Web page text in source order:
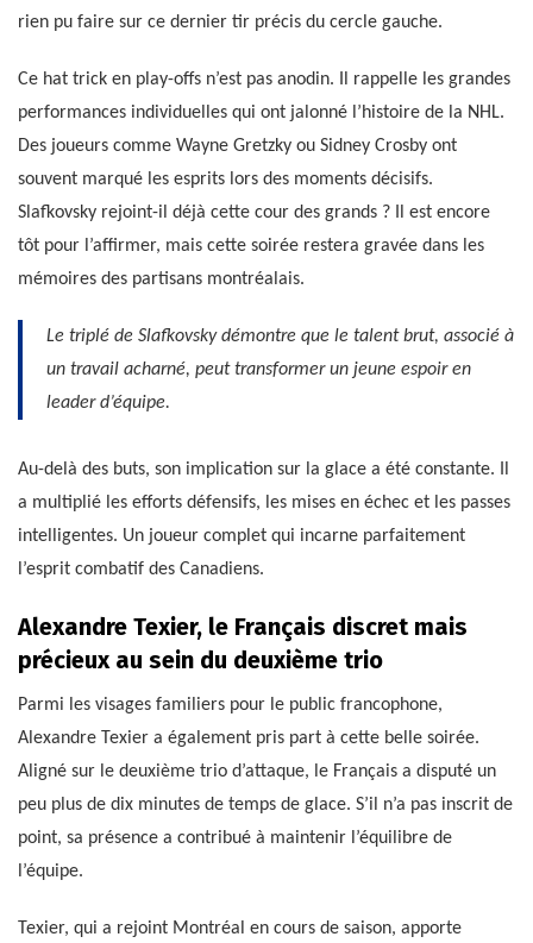
rien pu faire sur ce dernier tir précis du cercle gauche.
Ce hat trick en play-offs n’est pas anodin. Il rappelle les grandes
performances individuelles qui ont jalonné l’histoire de la NHL.
Des joueurs comme Wayne Gretzky ou Sidney Crosby ont
souvent marqué les esprits lors des moments décisifs.
Slafkovsky rejoint-il déjà cette cour des grands ? Il est encore
tôt pour l’affirmer, mais cette soirée restera gravée dans les
mémoires des partisans montréalais.
Le triplé de Slafkovsky démontre que le talent brut, associé à
un travail acharné, peut transformer un jeune espoir en
leader d’équipe.
Au-delà des buts, son implication sur la glace a été constante. Il
a multiplié les efforts défensifs, les mises en échec et les passes
intelligentes. Un joueur complet qui incarne parfaitement
l’esprit combatif des Canadiens.
Alexandre Texier, le Français discret mais
précieux au sein du deuxième trio
Parmi les visages familiers pour le public francophone,
Alexandre Texier a également pris part à cette belle soirée.
Aligné sur le deuxième trio d’attaque, le Français a disputé un
peu plus de dix minutes de temps de glace. S’il n’a pas inscrit de
point, sa présence a contribué à maintenir l’équilibre de
l’équipe.
Texier, qui a rejoint Montréal en cours de saison, apporte